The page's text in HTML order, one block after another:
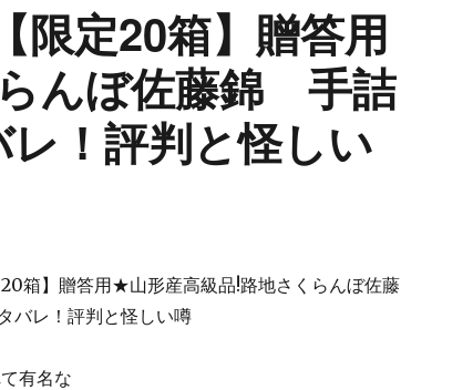
限定20箱】贈答用
んぼ佐藤錦 手詰
！評判と怪しい
箱】贈答用★山形産高級品!路地さくらんぼ佐藤
バレ！評判と怪しい噂
有名な